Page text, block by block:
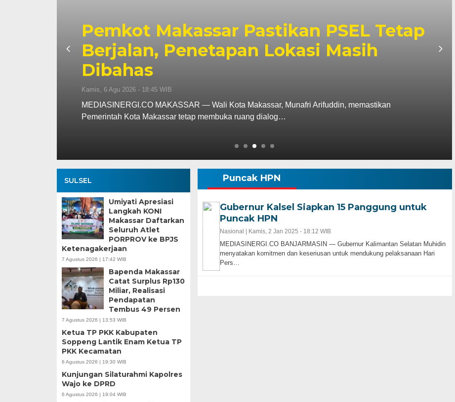
Perkuat Sinergi, Penanganan Sampah
hingga Pemberdayaan Pemuda Jadi
Fokus
Kamis, 6 Agu 2026 - 18:16 WIB
MEDIASINERGI.CO MAKASSAR — Pengurus Karang Taruna Kota Makassar menegaskan
komitmennya menjadi mitra strategis Pemerintah Kota Makassar…
SULSEL
Umiyati Apresiasi
Langkah KONI
Makassar Daftarkan
Seluruh Atlet
PORPROV ke BPJS
Ketenagakerjaan
7 Agustus 2026 | 17:42 WIB
Bapenda Makassar
Catat Surplus Rp130
Miliar, Realisasi
Pendapatan
Tembus 49 Persen
7 Agustus 2026 | 13:53 WIB
Ketua TP PKK Kabupaten
Soppeng Lantik Enam Ketua TP
PKK Kecamatan
6 Agustus 2026 | 19:30 WIB
Kunjungan Silaturahmi Kapolres
Wajo ke DPRD
6 Agustus 2026 | 19:04 WIB
Puncak HPN
Gubernur Kalsel Siapkan 15 Panggung untuk
Puncak HPN
Nasional | Kamis, 2 Jan 2025 - 18:12 WIB
MEDIASINERGI.CO BANJARMASIN — Gubernur Kalimantan Selatan Muhidin
menyatakan komitmen dan keseriusan untuk mendukung pelaksanaan Hari
Pers…